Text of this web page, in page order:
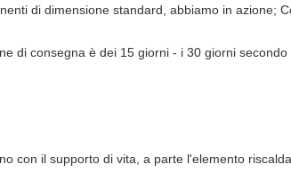
di dimensione standard, abbiamo in azione;
di consegna è dei 15 giorni - i 30 giorni
con il supporto di vita, a parte l'elemento